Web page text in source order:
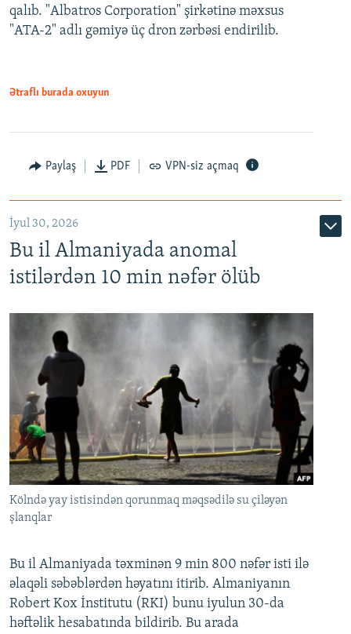
qalıb. "Albatros Corporation" şirkətinə məxsus
"ATA-2" adlı gəmiyə üç dron zərbəsi endirilib.
Ətraflı burada oxuyun
Paylaş PDF VPN-siz açmaq
İyul 30, 2026
Bu il Almaniyada anomal
istilərdən 10 min nəfər ölüb
Kölndə yay istisindən qorunmaq məqsədilə su çiləyən
şlanqlar
Bu il Almaniyada təxminən 9 min 800 nəfər isti ilə
əlaqəli səbəblərdən həyatını itirib. Almaniyanın
Robert Kox İnstitutu (RKI) bunu iyulun 30-da
həftəlik hesabatında bildirib. Bu arada